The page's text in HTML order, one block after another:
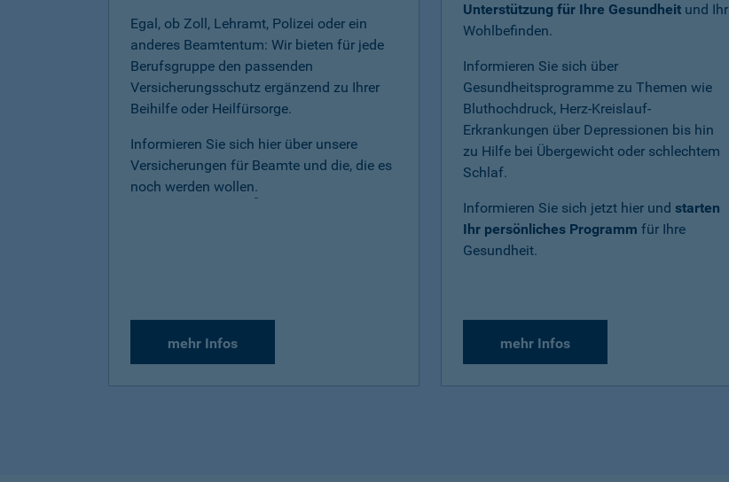
Egal, ob Zoll, Lehramt, Polizei oder ein
anderes Beamtentum: Wir bieten für jede
Berufsgruppe den passenden
Versicherungsschutz ergänzend zu Ihrer
Beihilfe oder Heilfürsorge.
Informieren Sie sich hier über unsere
Versicherungen für Beamte und die, die es
noch werden wollen.
mehr Infos
Unterstützung für Ihre Gesundheitund Ihr
Wohlbefinden.
Informieren Sie sich über
Gesundheitsprogramme zu Themen wie
Bluthochdruck, Herz-Kreislauf-
Erkrankungen über Depressionen bis hin
zu Hilfe bei Übergewicht oder schlechtem
Schlaf.
Informieren Sie sich jetzt hier und starten
Ihr persönliches Programm für Ihre
Gesundheit.
mehr Infos